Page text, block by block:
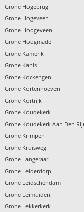
Grohe Hogebrug
Grohe Hogeveen
Grohe Hoogeveen
Grohe Hoogmade
Grohe Kamerik
Grohe Kanis
Grohe Kockengen
Grohe Kortenhoeven
Grohe Kortrijk
Grohe Koudekerk
Grohe Koudekerk Aan Den
Grohe Krimpen
Grohe Kruisweg
Grohe Langeraar
Grohe Leiderdorp
Grohe Leidschendam
Grohe Leimuiden
Grohe Lekkerkerk